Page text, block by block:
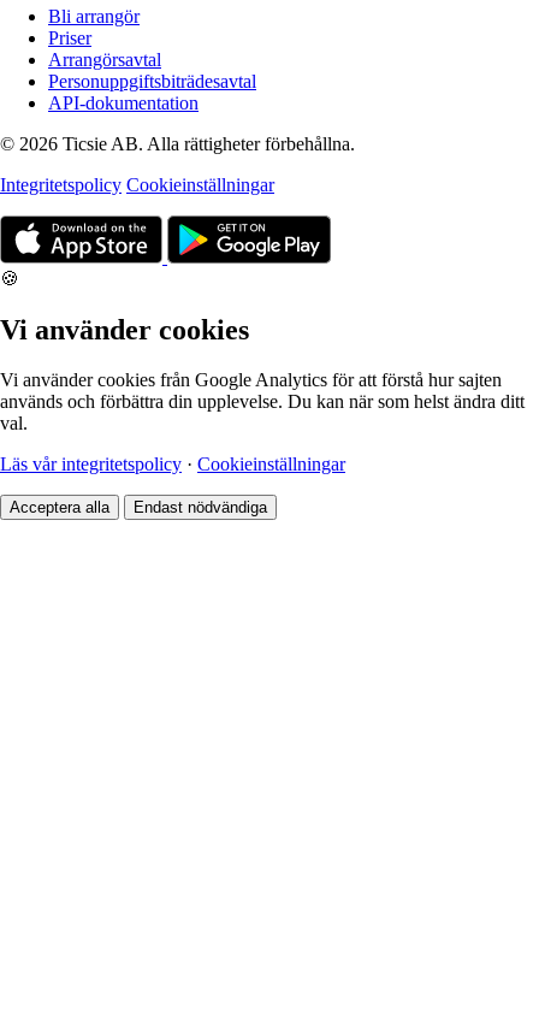
Bli arrangör
Priser
Arrangörsavtal
Personuppgiftsbiträdesavtal
API-dokumentation
© 2026 Ticsie AB. Alla rättigheter förbehållna.
Integritetspolicy Cookieinställningar
🍪
Vi använder cookies
Vi använder cookies från Google Analytics för att förstå hur sajten
används och förbättra din upplevelse. Du kan när som helst ändra ditt
val.
Läs vår integritetspolicy · Cookieinställningar
Acceptera alla Endast nödvändiga